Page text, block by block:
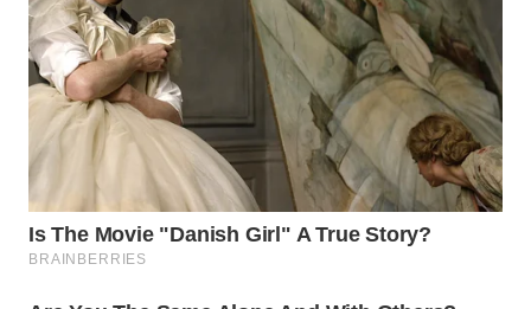
WN
KALTENG
WN
KALTARA
WN
KALSEL